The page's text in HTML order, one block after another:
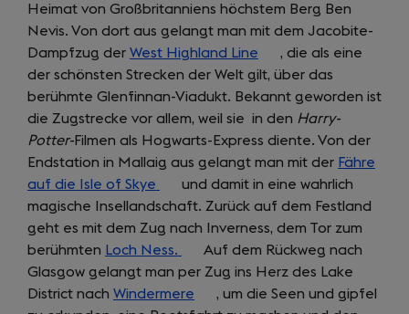
Heimat von Großbritanniens höchstem Berg Ben
Nevis. Von dort aus gelangt man mit dem Jacobite-
Dampfzug der West Highland Line (opens
in
a
new
tab)
, die als eine
der schönsten Strecken der Welt gilt, über das
berühmte Glenfinnan-Viadukt. Bekannt geworden ist
die Zugstrecke vor allem, weil sie in den Harry-
Potter-Filmen als Hogwarts-Express diente. Von der
Endstation in Mallaig aus gelangt man mit der Fähre
auf die Isle of Skye
(opens
in
a
new
tab)
und damit in eine wahrlich
magische Insellandschaft. Zurück auf dem Festland
geht es mit dem Zug nach Inverness, dem Tor zum
berühmten Loch Ness.
(opens
in
a
Auf dem Rückweg nach
Glasgow gelangt man per Zug ins Herz des Lake
District nach Windermere (opens
, um die Seen und gipfel